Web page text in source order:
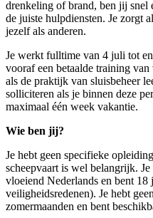
drenkeling of brand, ben jij snel
de juiste hulpdiensten. Je zorgt
jezelf als anderen.
Je werkt fulltime van 4 juli tot
vooraf een betaalde training
als de praktijk van sluisbeheer
solliciteren als je binnen deze
maximaal één week vakantie.
Wie ben jij?
Je hebt geen specifieke
scheepvaart is wel belangrijk.
vloeiend Nederlands en bent 18
veiligheidsredenen). Je hebt
zomermaanden en bent